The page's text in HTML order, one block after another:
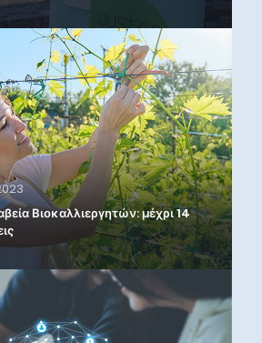
Βιοκαλλιεργητών: μέχρι 14